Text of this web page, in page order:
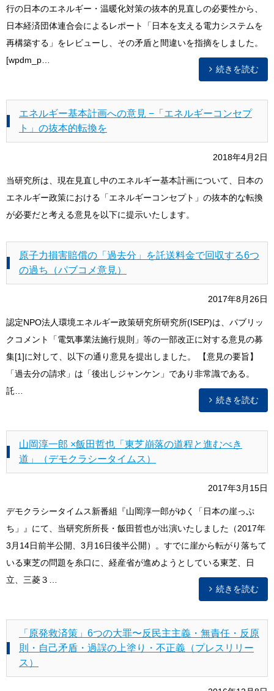
行の日本のエネルギー・温暖化対策の抜本的見直しの必要性から、
日本経済団体連合会によるレポート「日本を支える電力システムを
再構築する」をレビューし、その矛盾と間違いを指摘をしました。
[wpdm_p…
続きを読む
エネルギー基本計画への意見 −「エネルギーコンセプ
ト」の抜本的転換を
2018年4月2日
当研究所は、現在見直し中のエネルギー基本計画について、日本の
エネルギー政策における「エネルギーコンセプト」の抜本的な転換
が必要だと考える意見を以下に提示いたします。
原子力損害賠償の「過去分」を託送料金で回収する6つ
の過ち（パブコメ意見）
2017年8月26日
認定NPO法人環境エネルギー政策研究所研究所(ISEP)は、パブリッ
クコメント「電気事業法施行規則」等の一部改正に対する意見の募
集[1]に対して、以下の通り意見を提出しました。 【意見の要旨】
「過去分の請求」は「後出しジャンケン」であり非常識である。
託…
続きを読む
山岡淳一郎 ×飯田哲也「東芝崩落の道程と進むべき
道」（デモクラシータイムス）
2017年3月15日
デモクラシータイムス新番組『山岡淳一郎がゆく「日本の崖っぷ
ち」』にて、当研究所所長・飯田哲也が出演いたしました（2017年
3月14日前半公開、3月16日後半公開）。すでに崖から転がり落ちて
いる東芝の問題を糸口に、経産省が進めようとしている東芝、日
立、三菱３…
続きを読む
「原発救済策」6つの大罪〜反民主主義・無責任・反原
則・自己矛盾・過誤の上塗り・不正義（プレスリリー
ス）